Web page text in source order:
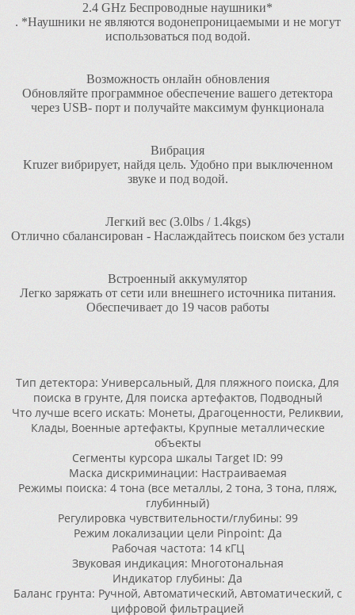
2.4 GHz Беспроводные наушники*
. *Наушники не являются водонепроницаемыми и не могут
использоваться под водой.
Возможность онлайн обновления
Обновляйте программное обеспечение вашего детектора
через USB- порт и получайте максимум функционала
Вибрация
Kruzer вибрирует, найдя цель. Удобно при выключенном
звуке и под водой.
Легкий вес (3.0lbs / 1.4kgs)
Отлично сбалансирован - Наслаждайтесь поиском без устали
Встроенный аккумулятор
Легко заряжать от сети или внешнего источника питания.
Обеспечивает до 19 часов работы
Тип детектора: Универсальный, Для пляжного поиска, Для
поиска в грунте, Для поиска артефактов, Подводный
Что лучше всего искать: Монеты, Драгоценности, Реликвии,
Клады, Военные артефакты, Крупные металлические
объекты
Сегменты курсора шкалы Target ID: 99
Маска дискриминации: Настраиваемая
Режимы поиска: 4 тона (все металлы, 2 тона, 3 тона, пляж,
глубинный)
Регулировка чувствительности/глубины: 99
Режим локализации цели Pinpoint: Да
Рабочая частота: 14 кГЦ
Звуковая индикация: Многотональная
Индикатор глубины: Да
Баланс грунта: Ручной, Автоматический, Автоматический, с
цифровой фильтрацией